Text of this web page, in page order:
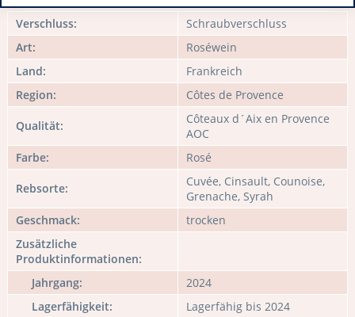
Verschluss:
Schraubverschluss
Art:
Roséwein
Land:
Frankreich
Region:
Côtes de Provence
Qualität:
Côteaux d´Aix en Provence
AOC
Farbe:
Rosé
Rebsorte:
Cuvée, Cinsault, Counoise,
Grenache, Syrah
Geschmack:
trocken
Zusätzliche
Produktinformationen:
Jahrgang:
2024
Lagerfähigkeit:
Lagerfähig bis 2024